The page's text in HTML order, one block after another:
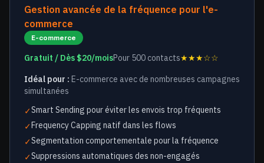
Gestion avancée de la fréquence pour l'e-
commerce
E-commerce
Gratuit / Dès $20/moisPour 500 contacts★★★☆☆
Idéal pour : E-commerce avec de nombreuses campagnes
simultanées
✓Smart Sending pour éviter les envois trop fréquents
✓Frequency Capping natif dans les flows
✓Segmentation comportementale pour la fréquence
✓Suppressions automatiques des non-engagés